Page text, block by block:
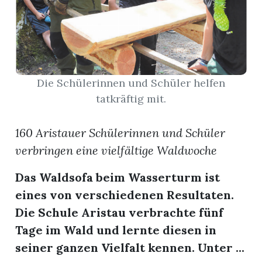
Die Schülerinnen und Schüler helfen
tatkräftig mit.
160 Aristauer Schülerinnen und Schüler
verbringen eine vielfältige Waldwoche
Das Waldsofa beim Wasserturm ist
eines von verschiedenen Resultaten.
Die Schule Aristau verbrachte fünf
Tage im Wald und lernte diesen in
seiner ganzen Vielfalt kennen. Unter ...